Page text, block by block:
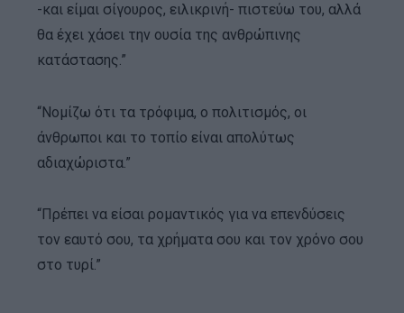
-και είμαι σίγουρος, ειλικρινή- πιστεύω του, αλλά
θα έχει χάσει την ουσία της ανθρώπινης
κατάστασης.”
“Νομίζω ότι τα τρόφιμα, ο πολιτισμός, οι
άνθρωποι και το τοπίο είναι απολύτως
αδιαχώριστα.”
“Πρέπει να είσαι ρομαντικός για να επενδύσεις
τον εαυτό σου, τα χρήματα σου και τον χρόνο σου
στο τυρί.”